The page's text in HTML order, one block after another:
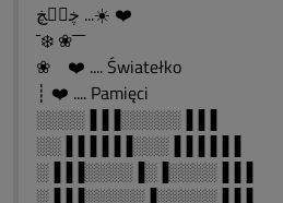
ڿڰۣڿ ...☀️ ❤️
¯❄️ ❀¯¯¯
❀ ❤️ .... Światełko
┊ ❤️ .... Pamięci
░░░░▐▐▐░░░░░▐▐▐
░░▐▐▐▐▐▐░░░▐▐▐▐▐▐
░▐▐▐░░░░▐░▐░░░░▐▐▐
░▐▐▐░░░░░▐░░░░░▐▐▐